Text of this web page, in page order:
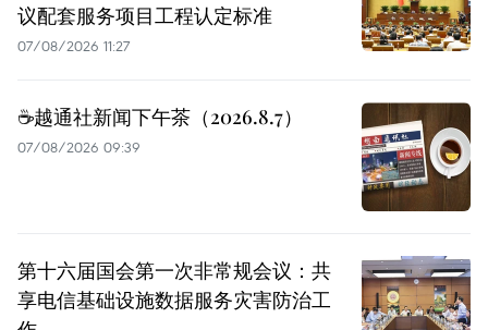
议配套服务项目工程认定标准
07/08/2026 11:27
☕️越通社新闻下午茶（2026.8.7）
07/08/2026 09:39
第十六届国会第一次非常规会议：共
享电信基础设施数据服务灾害防治工